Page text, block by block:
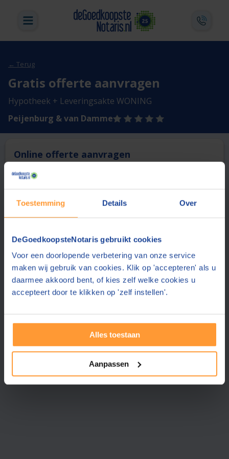
Toestemming Details Over
DeGoedkoopsteNotaris gebruikt cookies
Voor een doorlopende verbetering van onze service
maken wij gebruik van cookies. Klik op 'accepteren' als u
daarmee akkoord bent, of kies zelf welke cookies u
accepteert door te klikken op 'zelf instellen'.
Alles toestaan
Aanpassen
← Terug
Gratis offerte aanvragen
Hypotheek + Leveringsakte WONING
Peijenburg & van Damme
Online offerte aanvragen
Deze notaris biedt momenteel niet de mogelijkheid online
1 Vergelijk en bespaar
Vraag een offerte aan bij een andere notaris in de buurt
Verder »
GRATIS & VRIJBLIJVEND